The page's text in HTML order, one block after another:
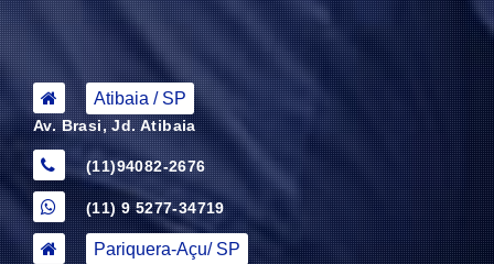
Atibaia / SP
Av. Brasi, Jd. Atibaia
(11)94082-2676
(11) 9 5277-34719
Pariquera-Açu/ SP